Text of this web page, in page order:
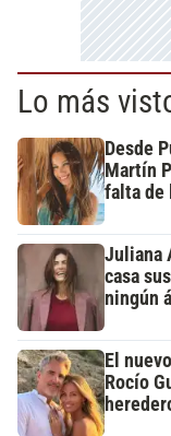
Lo más
Desde
Martín
falta de
Juliana
casa
ningún
El
Rocío